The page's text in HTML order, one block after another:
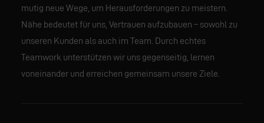
mutig neue Wege, um Herausforderungen zu meistern.
Nähe bedeutet für uns, Vertrauen aufzubauen – sowohl zu
unseren Kunden als auch im Team. Durch echtes
Teamwork unterstützen wir uns gegenseitig, lernen
voneinander und erreichen gemeinsam unsere Ziele.